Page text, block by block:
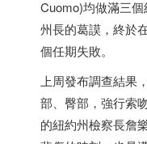
Cuomo)均做滿三
州長的葛謨，終於
個任期失敗。
上周發布調查結果
部、臀部，強行索
的紐約州檢察長詹